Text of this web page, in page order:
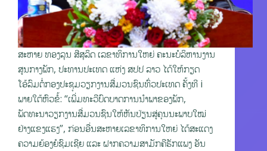
ສະຫາຍ ທອງລຸນ ສີສຸລິດ ເລຂາທິການໃຫຍ່ ຄະນະບໍລິຫານງານ
ສູນກາງພັກ, ປະທານປະເທດ ແຫ່ງ ສປປ ລາວ ໄດ້ໃຫ້ກຽດ
ໂອ້ລົມຕໍ່ກອງປະຊຸມວຽກງານສື່ມວນຊົນທົ່ວປະເທດ ຄັ້ງທີ i
ພາຍໃຕ້ຫົວຂໍ້: “ເພີ່ມທະວີບົດບາດການນໍາພາຂອງພັກ,
ພັດທະນາວຽກງານສື່ມວນຊົນໃຫ້ຫັນປ່ຽນສູ່ຄຸນນະພາບໃໝ່
ຢ່າງແຂງແຮງ”, ກ່ອນອື່ນສະຫາຍເລຂາທິການໃຫຍ່ ໄດ້ສະແດງ
ຄວາມຍ້ອງຍໍຊົມເຊີຍ ແລະ ຝາກຄວາມສາມັກຄີຮັກແພງ ອັນ